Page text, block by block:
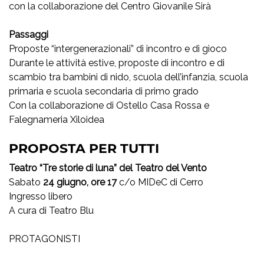
con la collaborazione del Centro Giovanile Sirà
Passaggi
Proposte “intergenerazionali” di incontro e di gioco
Durante le attività estive, proposte di incontro e di
scambio tra bambini di nido, scuola dell’infanzia, scuola
primaria e scuola secondaria di primo grado
Con la collaborazione di Ostello Casa Rossa e
Falegnameria Xiloidea
PROPOSTA PER TUTTI
Teatro “Tre storie di luna” del Teatro del Vento
Sabato 24 giugno, ore 17c/o MIDeC di Cerro
Ingresso libero
A cura di Teatro Blu
PROTAGONISTI